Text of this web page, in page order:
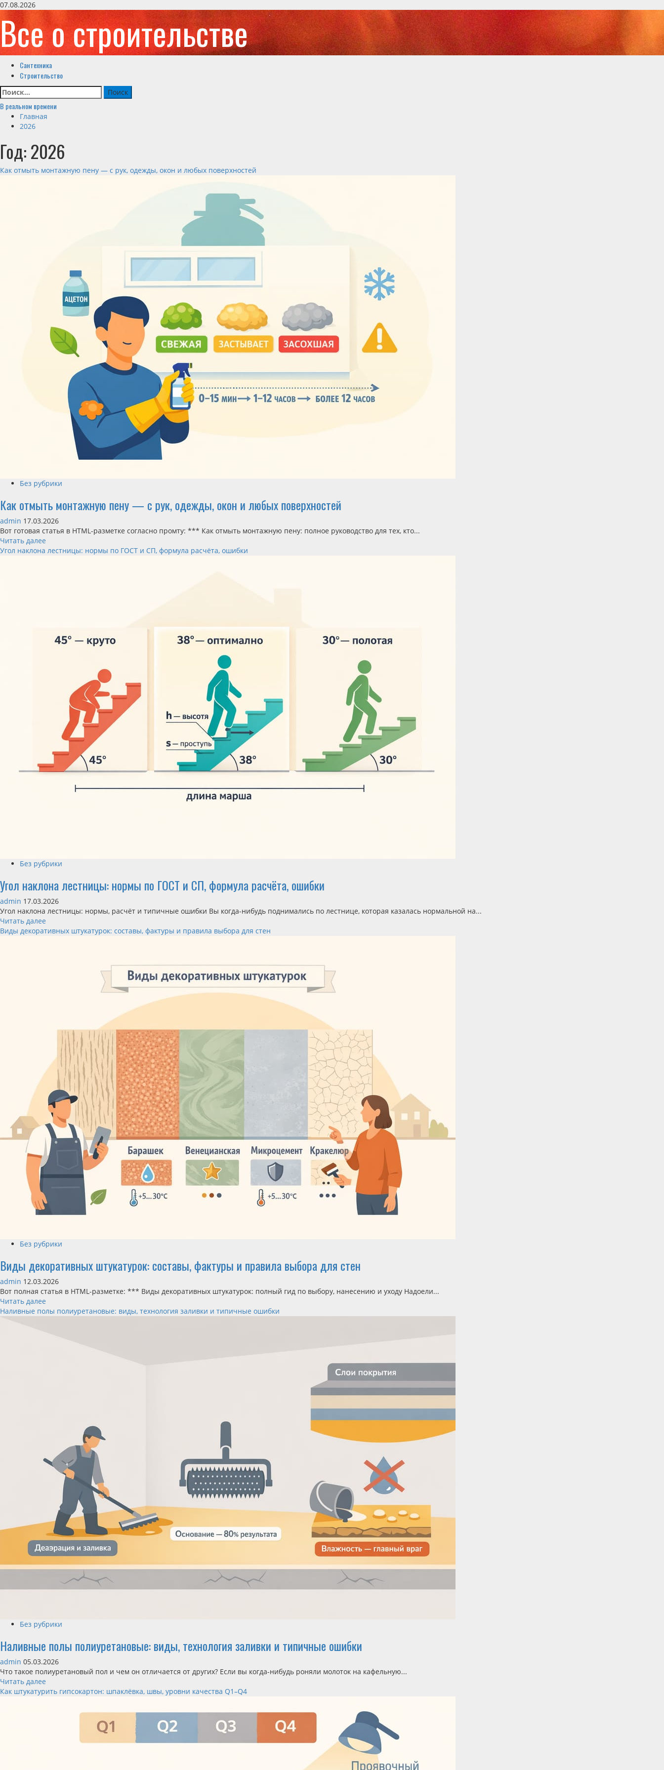
07.08.2026
Все о строительстве
Сантехника
Строительство
В реальном времени
Главная
2026
Год:2026
Как отмыть монтажную пену — с рук, одежды, окон и любых поверхностей
Без рубрики
Как отмыть монтажную пену — с рук, одежды, окон и любых поверхностей
admin 17.03.2026
Вот готовая статья в HTML-разметке согласно промту: *** Как отмыть монтажную пену: полное руководство для тех, кто...
Читать далее
Угол наклона лестницы: нормы по ГОСТ и СП, формула расчёта, ошибки
Без рубрики
Угол наклона лестницы: нормы по ГОСТ и СП, формула расчёта, ошибки
admin 17.03.2026
Угол наклона лестницы: нормы, расчёт и типичные ошибки Вы когда-нибудь поднимались по лестнице, которая казалась нормальной на...
Читать далее
Виды декоративных штукатурок: составы, фактуры и правила выбора для стен
Без рубрики
Виды декоративных штукатурок: составы, фактуры и правила выбора для стен
admin 12.03.2026
Вот полная статья в HTML-разметке: *** Виды декоративных штукатурок: полный гид по выбору, нанесению и уходу Надоели...
Читать далее
Наливные полы полиуретановые: виды, технология заливки и типичные ошибки
Без рубрики
Наливные полы полиуретановые: виды, технология заливки и типичные ошибки
admin 05.03.2026
Что такое полиуретановый пол и чем он отличается от других? Если вы когда-нибудь роняли молоток на кафельную...
Читать далее
Как штукатурить гипсокартон: шпаклёвка, швы, уровни качества Q1–Q4